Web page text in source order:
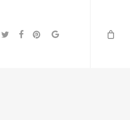
twitterfacebook
pinterestgoogle-
plus